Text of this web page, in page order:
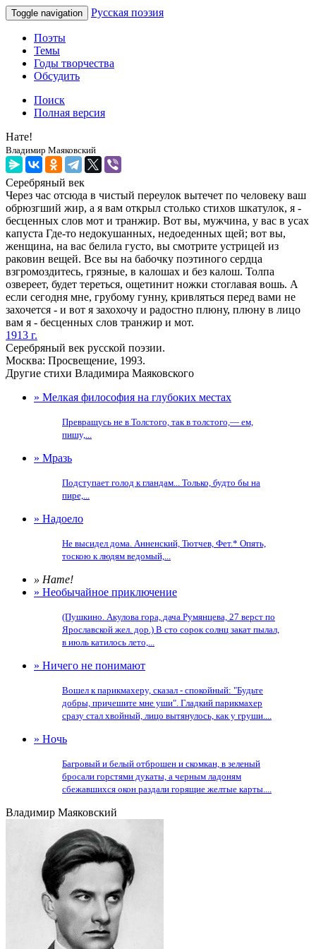
Toggle navigation Русская поэзия
Поэты
Темы
Годы творчества
Обсудить
Поиск
Полная версия
Нате!
Владимир Маяковский
Серебряный век
Через час отсюда в чистый переулок вытечет по человеку ваш
обрюзгший жир, а я вам открыл столько стихов шкатулок, я -
бесценных слов мот и транжир. Вот вы, мужчина, у вас в усах
капуста Где-то недокушанных, недоеденных щей; вот вы,
женщина, на вас белила густо, вы смотрите устрицей из
раковин вещей. Все вы на бабочку поэтиного сердца
взгромоздитесь, грязные, в калошах и без калош. Толпа
озвереет, будет тереться, ощетинит ножки стоглавая вошь. А
если сегодня мне, грубому гунну, кривляться перед вами не
захочется - и вот я захохочу и радостно плюну, плюну в лицо
вам я - бесценных слов транжир и мот.
1913 г.
Серебряный век русской поэзии.
Москва: Просвещение, 1993.
Другие стихи Владимира Маяковского
» Мелкая философия на глубоких местах
Превращусь не в Толстого, так в толстого,— ем,
пишу,...
» Мразь
Подступает голод к гландам... Только, будто бы на
пире,...
» Надоело
Не высидел дома. Анненский, Тютчев, Фет.* Опять,
тоскою к людям ведомый,...
» Нате!
» Необычайное приключение
(Пушкино. Акулова гора, дача Румянцева, 27 верст по
Ярославской жел. дор.) В сто сорок солнц закат пылал,
в июль катилось лето,...
» Ничего не понимают
Вошел к парикмахеру, сказал - спокойный: "Будьте
добры, причешите мне уши". Гладкий парикмахер
сразу стал хвойный, лицо вытянулось, как у груши....
» Ночь
Багровый и белый отброшен и скомкан, в зеленый
бросали горстями дукаты, а черным ладоням
сбежавшихся окон раздали горящие желтые карты....
Владимир Маяковский